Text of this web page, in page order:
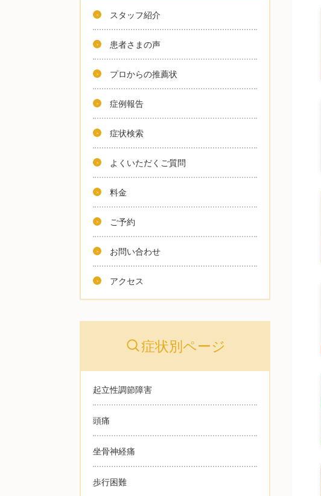
スタッフ紹介
患者さまの声
プロからの推薦状
症例報告
症状検索
よくいただくご質問
料金
ご予約
お問い合わせ
アクセス
症状別ページ
起立性調節障害
頭痛
坐骨神経痛
歩行困難